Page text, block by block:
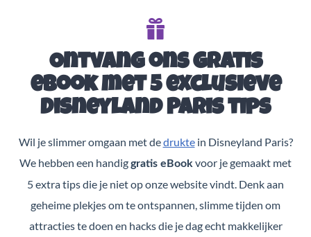
Ontvang ons gratis
eBook met 5 exclusieve
Disneyland Paris tips
Wil je slimmer omgaan met dedruktein Disneyland Paris?
We hebben een handiggratis eBook voor je gemaakt met
5 extra tips die je niet op onze website vindt. Denk aan
geheime plekjes om te ontspannen, slimme tijden om
attracties te doen en hacks die je dag echt makkelijker